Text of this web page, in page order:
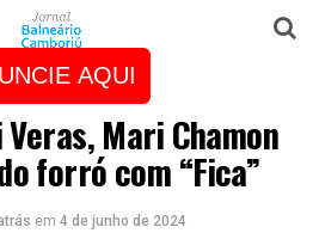
AQUI
Mari Chamon
forró com “Fica”
em 4 de junho de 2024